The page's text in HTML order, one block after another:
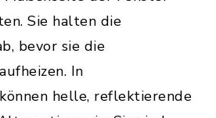
Sie halten die
bevor sie die
In
helle, reflektierende